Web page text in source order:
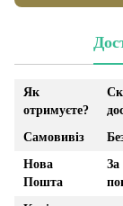
Як
отримуєте?
Самовивіз
Нова
Пошта